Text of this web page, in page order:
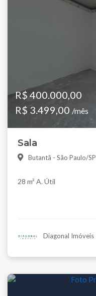
R$ 400.000,00
R$ 3.499,00 /mês
Sala
Butantã - São Paulo/SP
28 m² A. Útil
Diagonal Imóveis